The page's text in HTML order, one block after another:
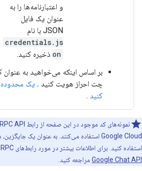
و اعتبارنامه‌ها را به
عنوان یک فایل
JSON با نام
credentials.js
on ذخیره کنید.
بر اساس اینکه می‌خواهید به عنوان
چت احراز هویت کنید ، یک
کنید .
استفاده کنید. برای اطلاعات بیشتر در مورد رابط‌های gRPC و REST، به
Google Chat API مراجعه کنید.